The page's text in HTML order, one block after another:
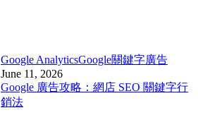
Google AnalyticsGoogle關鍵字廣告
June 11, 2026
Google 廣告攻略：網店 SEO 關鍵字行
銷法